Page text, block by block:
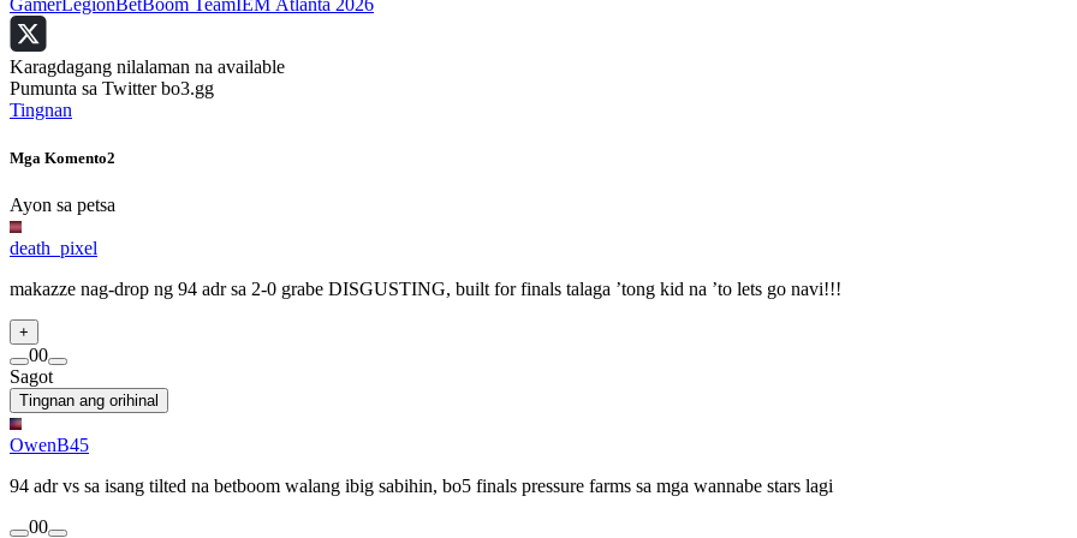
GamerLegion BetBoom Team IEM Atlanta 2026
Karagdagang nilalaman na available
Pumunta sa Twitter bo3.gg
Tingnan
Mga Komento2
Ayon sa petsa
death_pixel
makazze nag-drop ng 94 adr sa 2-0 grabe DISGUSTING, built for finals talaga ’tong kid na ’to lets go navi!!!
+
00
Sagot
Tingnan ang orihinal
OwenB45
94 adr vs sa isang tilted na betboom walang ibig sabihin, bo5 finals pressure farms sa mga wannabe stars lagi
00